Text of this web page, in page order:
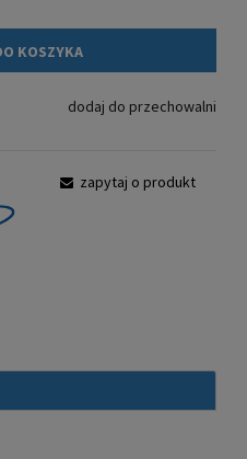
KOSZYKA
dodaj do przechowalni
zapytaj o produkt